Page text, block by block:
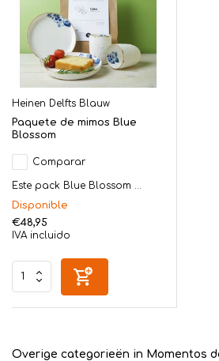
Heinen Delfts Blauw
Paquete de mimos Blue
Blossom
Comparar
Este pack Blue Blossom ...
Disponible
€48,95
IVA incluido
Overige categorieën in Momentos